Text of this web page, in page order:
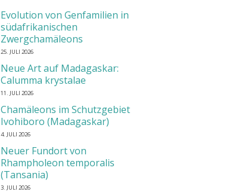
Evolution von Genfamilien in
südafrikanischen
Zwergchamäleons
25. JULI 2026
Neue Art auf Madagaskar:
Calumma krystalae
11. JULI 2026
Chamäleons im Schutzgebiet
Ivohiboro (Madagaskar)
4. JULI 2026
Neuer Fundort von
Rhampholeon temporalis
(Tansania)
3. JULI 2026